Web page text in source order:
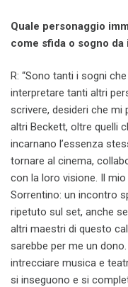
Quale personaggio
come sfida o sogno da
R: “Sono tanti i sogni
interpretare tanti altri
scrivere, desideri che mi
altri Beckett, oltre quelli
incarnano l’essenza
tornare al cinema,
con la loro visione. Il
Sorrentino: un incontro
ripetuto sul set, anche
altri maestri di questo
sarebbe per me un
intrecciare musica e
si inseguono e si